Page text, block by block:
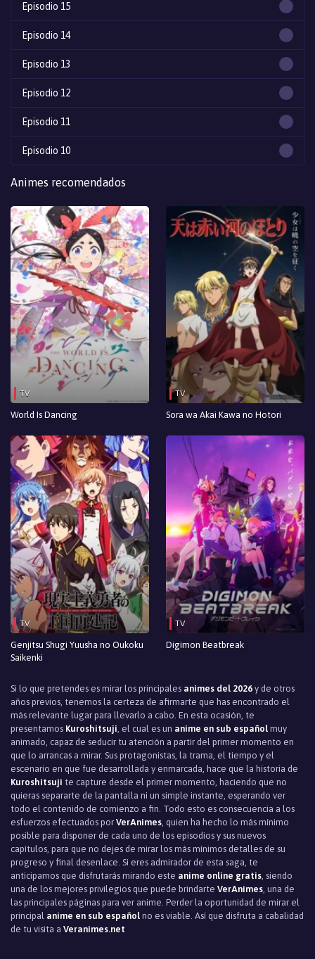
Episodio 15
Episodio 14
Episodio 13
Episodio 12
Episodio 11
Episodio 10
Episodio 9
Episodio 8
Episodio 7
Episodio 6
Episodio 5
Episodio 4
Episodio 3
Episodio 2
Episodio 1
Animes recomendados
TV
World Is Dancing
TV
Sora wa Akai Kawa no Hotori
TV
Genjitsu Shugi Yuusha no Oukoku
Saikenki
TV
Digimon Beatbreak
Si lo que pretendes es mirar los principales animes del 2026 y de otros
años previos, tenemos la certeza de afirmarte que has encontrado el
más relevante lugar para llevarlo a cabo. En esta ocasión, te
presentamos Kuroshitsuji , el cual es un anime en sub español muy
animado, capaz de seducir tu atención a partir del primer momento en
que lo arrancas a mirar. Sus protagonistas, la trama, el tiempo y el
escenario en que fue desarrollada y enmarcada, hace que la historia de
Kuroshitsuji te capture desde el primer momento, haciendo que no
quieras separarte de la pantalla ni un simple instante, esperando ver
todo el contenido de comienzo a fin. Todo esto es consecuencia a los
esfuerzos efectuados por VerAnimes , quien ha hecho lo más mínimo
posible para disponer de cada uno de los episodios y sus nuevos
capítulos, para que no dejes de mirar los más mínimos detalles de su
progreso y final desenlace. Si eres admirador de esta saga, te
anticipamos que disfrutarás mirando este anime online gratis , siendo
una de los mejores privilegios que puede brindarte VerAnimes , una de
las principales páginas para ver anime. Perder la oportunidad de mirar el
principal anime en sub español no es viable. Así que disfruta a cabalidad
de tu visita a Veranimes.net